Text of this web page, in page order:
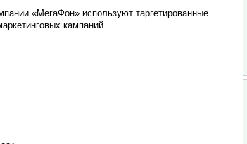
«МегаФон» используют таргетированные
кампаний.